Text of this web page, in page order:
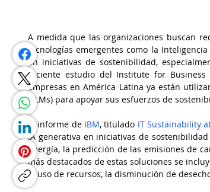
A medida que las organizaciones buscan
tecnologías emergentes como la
en iniciativas de sostenibilidad,
reciente estudio del Institute for
empresas en América Latina ya están
(LLMs) para apoyar sus esfuerzos de
El informe de IBM, titulado IT Sustainability
IA generativa en iniciativas de
energía, la predicción de las emisiones de
más destacados de estas soluciones se
el uso de recursos, la disminución de